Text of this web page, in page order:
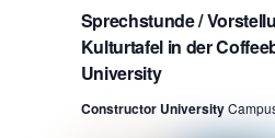
Sprechstunde /
Kulturtafel in der
University
Constructor University